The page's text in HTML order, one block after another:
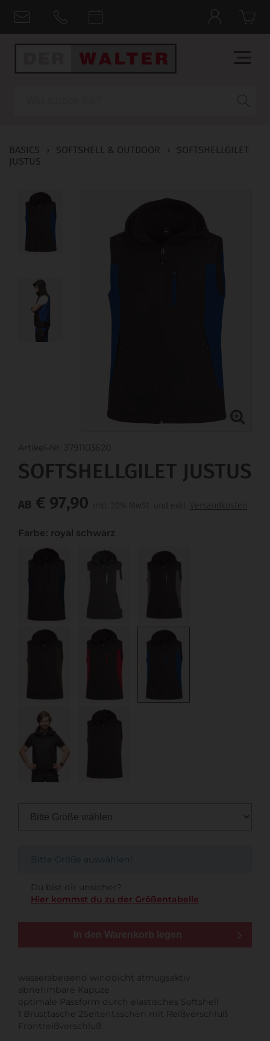
BASICS › SOFTSHELL & OUTDOOR ›
SOFTSHELLGILET
JUSTUS
Artikel-Nr. 3791103620
SOFTSHELLGILET JUSTUS
AB € 97,90 inkl. 20% MwSt. und exkl. Versandkosten
Farbe: royal schwarz
Bitte Größe auswählen!
Du bist dir unsicher?
Hier kommst du zu der Größentabelle
In den Warenkorb legen
wasserabeisend winddicht atmugsaktiv
abnehmbare Kapuze
optimale Passform durch elastisches Softshell
1 Brusttasche 2Seitentaschen mit Reißverschluß
Frontreißverschluß